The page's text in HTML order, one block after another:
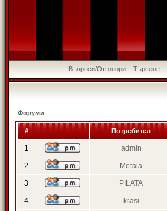
Въпроси/Отговори Търсене
Форуми
# Потребител
1 admin
2 Metala
3 PILATA
4 krasi